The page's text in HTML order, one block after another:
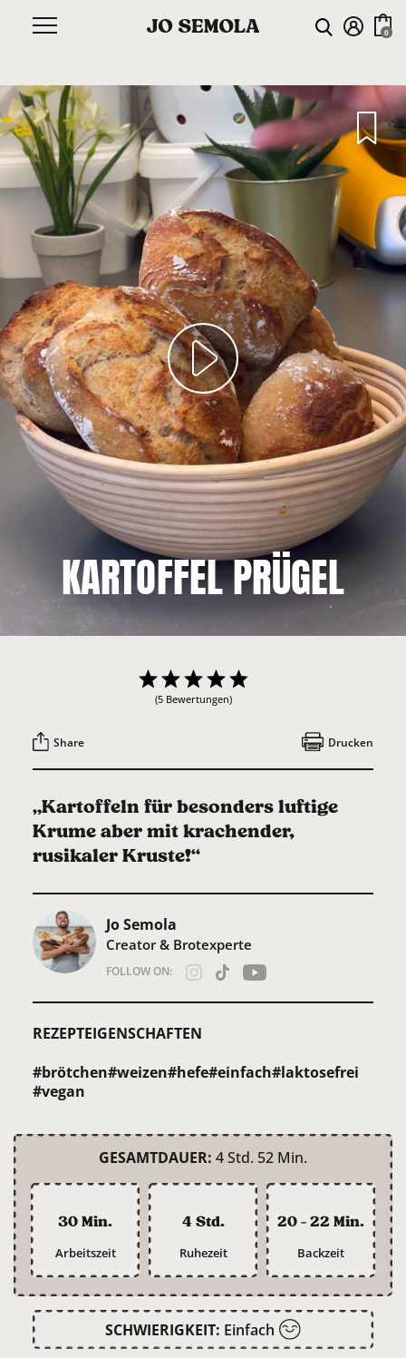
KARTOFFEL PRÜGEL
Share
(5 Bewertungen)
Drucken
„Kartoffeln für besonders luftige
Krume aber mit krachender,
rusikaler Kruste!“
Jo Semola
Creator & Brotexperte
FOLLOW ON:
REZEPTEIGENSCHAFTEN
#brötchen#weizen#hefe#einfach#laktosefrei
#vegan
GESAMTDAUER: 4 Std. 52 Min.
30 Min.
Arbeitszeit
4 Std.
Ruhezeit
20 - 22 Min.
Backzeit
SCHWIERIGKEIT: Einfach